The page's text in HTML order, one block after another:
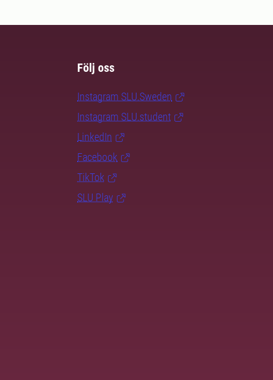
Följ oss
Instagram SLU.Sweden
Instagram SLU.student
LinkedIn
Facebook
TikTok
SLU Play